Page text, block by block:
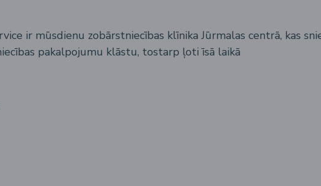
ir mūsdienu zobārstniecības klīnika Jūrmalas centrā, kas
pakalpojumu klāstu, tostarp ļoti īsā laikā